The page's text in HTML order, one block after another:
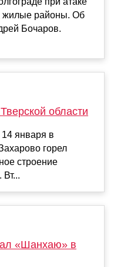
жилые районы. Об
Бочаров.
области
января в
горел
строение
«Шанхаю» в